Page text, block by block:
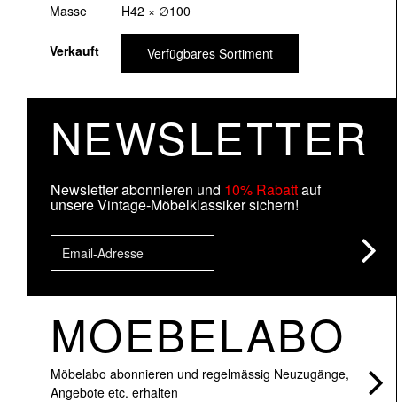
Masse
H42 × ∅100
Verkauft Verfügbares Sortiment
NEWSLETTER
Newsletter abonnieren und 10% Rabattauf
unsere Vintage-Möbelklassiker sichern!
MOEBELABO
Möbelabo abonnieren und regelmässig Neuzugänge,
Angebote etc. erhalten